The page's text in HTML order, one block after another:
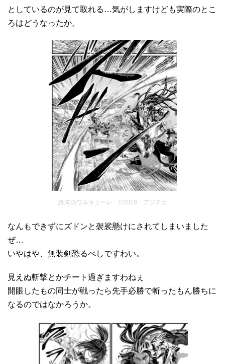
としているのが見て取れる…気がしますけども実際のとこ
ろはどうなったか。
終末のワルキューレ ©2018 アジチカ
なんもできずにズドンと袈裟懸けにされてしまいました
ぜ…
いやはや、無装剣恐るべしですわい。
見えぬ斬撃とかチート過ぎますわねぇ
開眼したもの同士が戦ったら先手必勝で斬ったもん勝ちに
なるのではなかろうか。